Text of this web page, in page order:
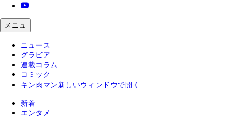
メニュ
ニュース
グラビア
連載コラム
コミック
キン肉マン 新しいウィンドウで開く
新着
エンタメ